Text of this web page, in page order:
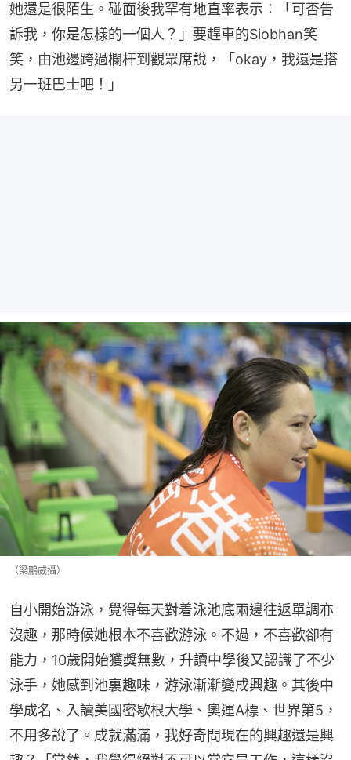
她還是很陌生。碰面後我罕有地直率表示：「可否告
訴我，你是怎樣的一個人？」要趕車的Siobhan笑
笑，由池邊跨過欄杆到觀眾席說，「okay，我還是搭
另一班巴士吧！」
（梁鵬威攝）
自小開始游泳，覺得每天對着泳池底兩邊往返單調亦
沒趣，那時候她根本不喜歡游泳。不過，不喜歡卻有
能力，10歲開始獲獎無數，升讀中學後又認識了不少
泳手，她感到池裏趣味，游泳漸漸變成興趣。其後中
學成名、入讀美國密歇根大學、奧運A標、世界第5，
不用多說了。成就滿滿，我好奇問現在的興趣還是興